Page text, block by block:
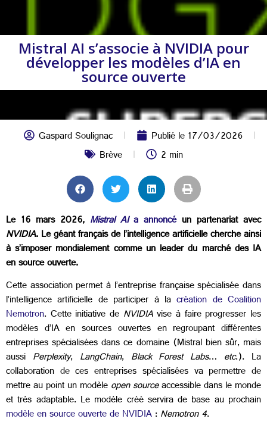
Mistral AI s’associe à NVIDIA pour
développer les modèles d’IA en
source ouverte
Gaspard Soulignac Publié le17/03/2026
Brève
2 min
Le 16 mars 2026, Mistral AIa annoncéun partenariat avec
NVIDIA. Le géant français de l’intelligence artificielle cherche ainsi
à s’imposer mondialement comme un leader du marché des IA
en source ouverte.
Cette association permet à l’entreprise française spécialisée dans
l’intelligence artificielle de participer à lacréation de Coalition
Nemotron. Cette initiative de NVIDIAvise à faire progresser les
modèles d’IA en sources ouvertes en regroupant différentes
entreprises spécialisées dans ce domaine (Mistral bien sûr, mais
aussi Perplexity, LangChain, Black Forest Labs… etc.). La
collaboration de ces entreprises spécialisées va permettre de
mettre au point un modèleopen sourceaccessible dans le monde
et très adaptable. Le modèle créé servira de base au prochain
modèle en source ouverte de NVIDIA:Nemotron 4.